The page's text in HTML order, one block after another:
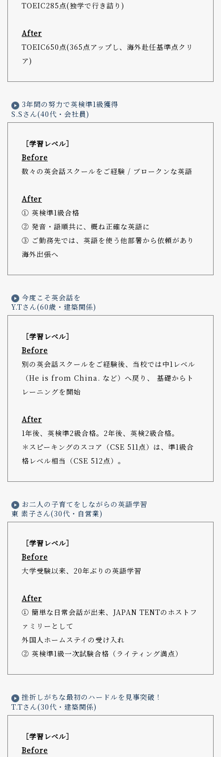
TOEIC285点(独学で行き詰り)
After
TOEIC650点(365点アップし、海外赴任基準点クリ
ア)
3年間の努力で英検準1級獲得
S.Sさん(40代・会社員)
［学習レベル］
Before
数々の英会話スクールをご経験 / ブロークンな英語
After
① 英検準1級合格
② 発音・語順共に、概ね正確な英語に
③ ご勤務先では、英語を使う他部署から依頼があり
海外出張へ
今度こそ英会話を
Y.Tさん(60歳・建築関係)
［学習レベル］
Before
別の英会話スクールをご経験後、当校では中1レベル
（He is from China. など）へ戻り、 基礎からト
レーニングを開始
After
1年後、英検準2級合格。2年後、英検2級合格。
＊スピーキングのスコア（CSE 511点）は、準1級合
格レベル相当（CSE 512点）。
お二人の子育てをしながらの英語学習
東 素子さん(30代・自営業)
［学習レベル］
Before
大学受験以来、20年ぶりの英語学習
After
① 簡単な日常会話が出来、JAPAN TENTのホストフ
ァミリーとして
外国人ホームステイの受け入れ
② 英検準1級一次試験合格（ライティング満点）
挫折しがちな最初のハードルを見事突破！
T.Tさん(30代・建築関係)
［学習レベル］
Before